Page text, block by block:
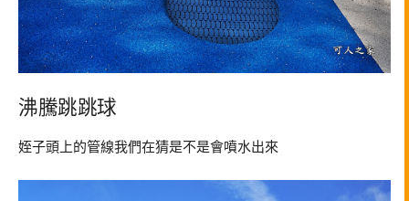
沸騰跳跳球
姪子頭上的管線我們在猜是不是會噴水出來